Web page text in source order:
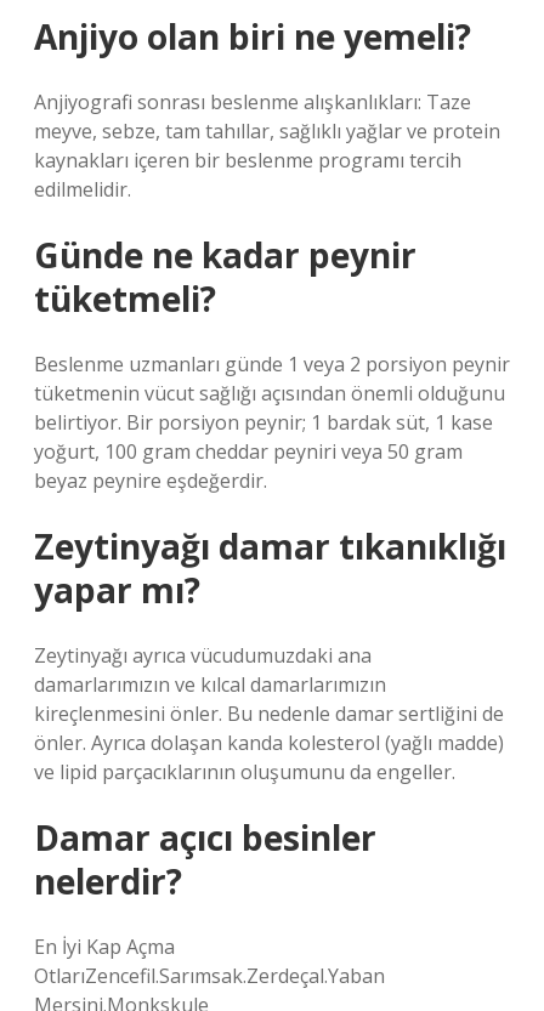
Anjiyo olan biri ne yemeli?
Anjiyografi sonrası beslenme alışkanlıkları: Taze
meyve, sebze, tam tahıllar, sağlıklı yağlar ve protein
kaynakları içeren bir beslenme programı tercih
edilmelidir.
Günde ne kadar peynir
tüketmeli?
Beslenme uzmanları günde 1 veya 2 porsiyon peynir
tüketmenin vücut sağlığı açısından önemli olduğunu
belirtiyor. Bir porsiyon peynir; 1 bardak süt, 1 kase
yoğurt, 100 gram cheddar peyniri veya 50 gram
beyaz peynire eşdeğerdir.
Zeytinyağı damar tıkanıklığı
yapar mı?
Zeytinyağı ayrıca vücudumuzdaki ana
damarlarımızın ve kılcal damarlarımızın
kireçlenmesini önler. Bu nedenle damar sertliğini de
önler. Ayrıca dolaşan kanda kolesterol (yağlı madde)
ve lipid parçacıklarının oluşumunu da engeller.
Damar açıcı besinler
nelerdir?
En İyi Kap Açma
OtlarıZencefil.Sarımsak.Zerdeçal.Yaban
Mersini.Monkskule